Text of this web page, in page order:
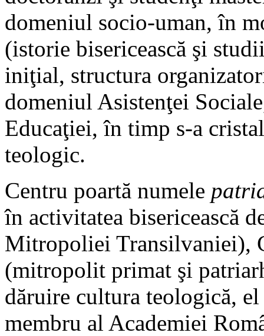
domeniul socio-uman, în
(istorie bisericească şi
iniţial, structura
domeniul Asistenţei
Educaţiei, în timp s-a
teologic.
Centru poartă numele
în activitatea bisericească
Mitropoliei Transilvaniei),
(mitropolit primat şi
dăruire cultura teologică,
membru al Academiei